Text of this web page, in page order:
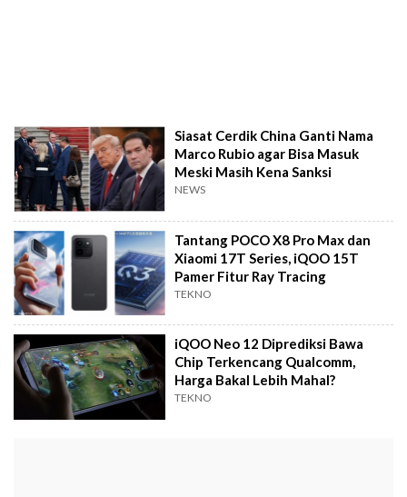
Siasat Cerdik China Ganti Nama
Marco Rubio agar Bisa Masuk
Meski Masih Kena Sanksi
NEWS
Tantang POCO X8 Pro Max dan
Xiaomi 17T Series, iQOO 15T
Pamer Fitur Ray Tracing
TEKNO
iQOO Neo 12 Diprediksi Bawa
Chip Terkencang Qualcomm,
Harga Bakal Lebih Mahal?
TEKNO